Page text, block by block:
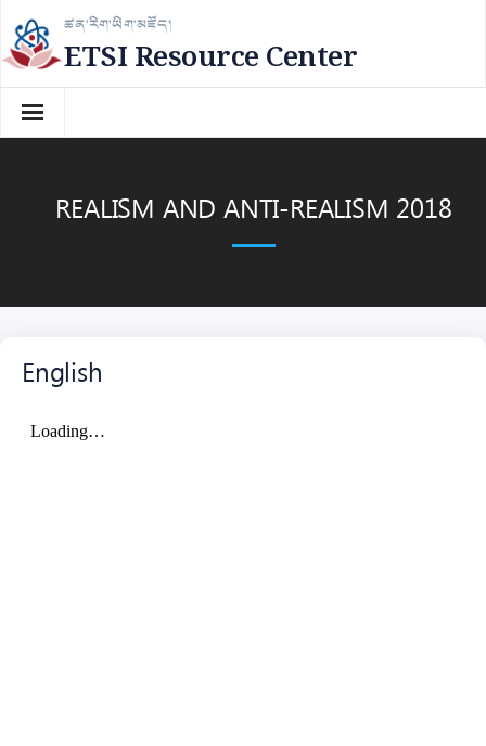
Skip
to
content
ཚན་རིག་ཡིག་མཛོད།
ETSI Resource Center
REALISM AND ANTI-REALISM 2018
English